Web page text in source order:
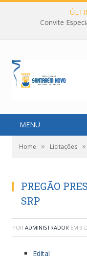
Convite
MENU
Home » Licitações »
PREGÃO
SRP
POR ADMINISTRADOR EM 9
Edital